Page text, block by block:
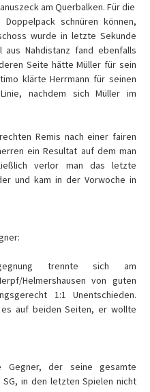
am Querbalken. Für die
schnüren können,
wurde in letzte Sekunde
Nahdistanz fand ebenfalls
Seite hätte Müller für sein
klärte Herrmann für seinen
nachdem sich Müller im
Remis nach einer fairen
ein Resultat auf dem man
verlor man das letzte
und kam in der Vorwoche in
trennte sich am
Helmershausen von guten
1:1 Unentschieden.
auf beiden Seiten, er wollte
der seine gesamte
in den letzten Spielen nicht